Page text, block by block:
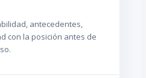
antecedentes,
con la posición antes de